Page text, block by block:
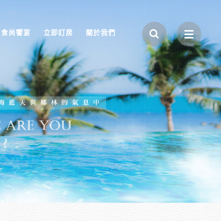
食尚饗宴 立即訂房 關於我們
關於谷關
關於鹿港
關於墾丁